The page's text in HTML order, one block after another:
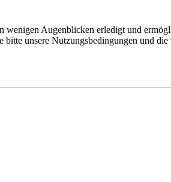
Augenblicken erledigt und
unsere Nutzungsbedingungen und